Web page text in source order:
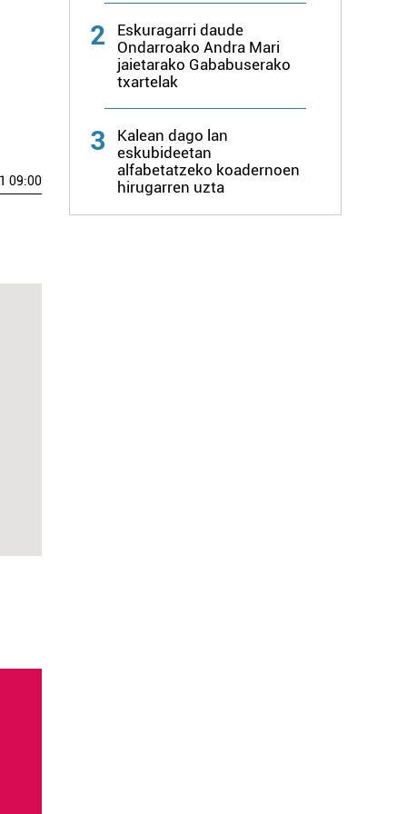
09:00
2
Eskuragarri daude
Ondarroako Andra Mari
jaietarako Gababuserako
txartelak
3
Kalean dago lan
eskubideetan
alfabetatzeko koadernoen
hirugarren uzta